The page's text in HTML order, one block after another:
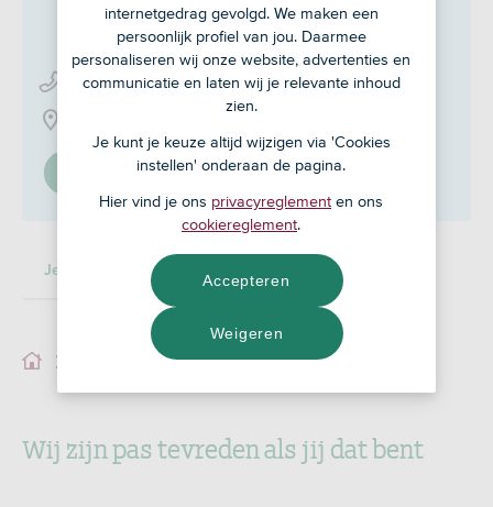
B.V.in Grave
0486 - 42 10 10
Stel in als mijn adviseur
Je adviseur
Wij zijn pas tevreden als jij dat bent
internetgedrag gevolgd. We maken een
persoonlijk profiel van jou. Daarmee
personaliseren wij onze website, advertenties en
communicatie en laten wij je relevante inhoud
zien.
Je kunt je keuze altijd wijzigen via 'Cookies
instellen' onderaan de pagina.
Hier vind je ons privacyreglement en ons
cookiereglement.
Weigeren
Accepteren